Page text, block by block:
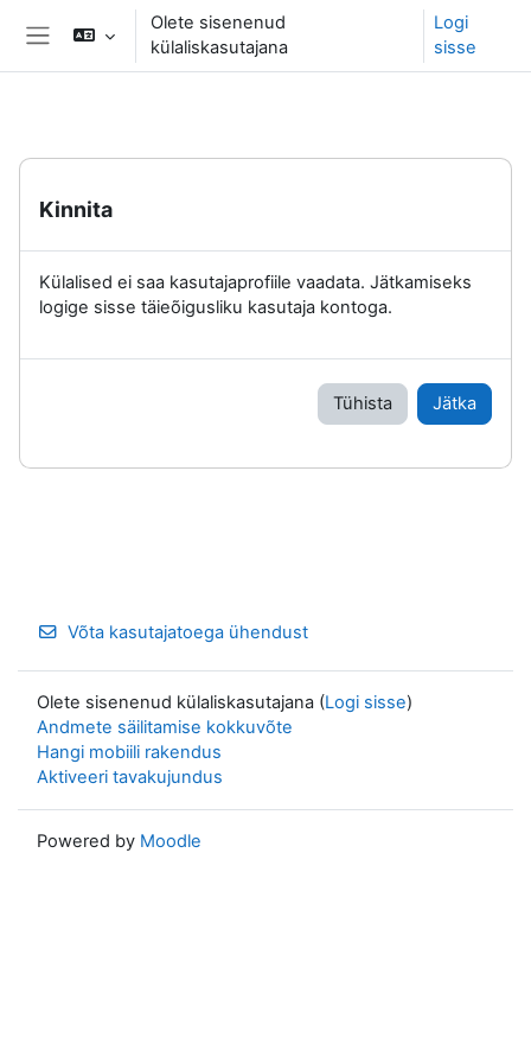
Jäta vahele peasisuni
Küljepaneel
Olete sisenenud
külaliskasutajana
Logi
sisse
Kinnita
Külalised ei saa kasutajaprofiile vaadata. Jätkamiseks
logige sisse täieõigusliku kasutaja kontoga.
Tühista Jätka
Võta kasutajatoega ühendust
Olete sisenenud külaliskasutajana (Logi sisse)
Andmete säilitamise kokkuvõte
Hangi mobiili rakendus
Aktiveeri tavakujundus
Powered by Moodle